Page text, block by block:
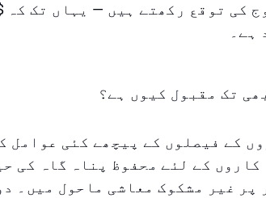
ہے۔
تک مقبول کیوں ہے؟
کے فیصلوں کے پیچھے کئی عوامل
کاروں کے لئے محفوظ پناہ گاہ کی
پر غیر مشکوک معاشی ماحول میں۔